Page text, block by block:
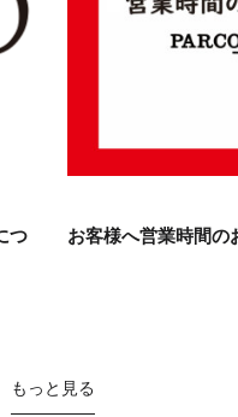
つ
お客様へ営業時間の
もっと見る